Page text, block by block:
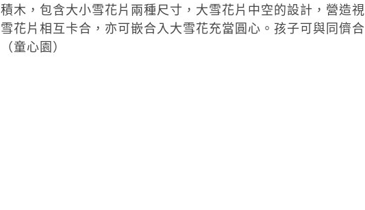
木，包含大小雪花片兩種尺寸，大雪花片中空的設計，營造視
花片相互卡合，亦可嵌合入大雪花充當圓心。孩子可與同儕合
童心園）